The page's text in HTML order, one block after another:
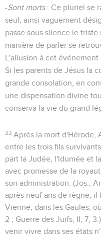
-Sont morts: Ce pluriel se
seul, ainsi vaguement
passe sous silence le
manière de parler se
L'allusion à cet événement
Si les parents de Jésus la
grande consolation, en
une dispensation divine
conserva la vie du grand
22 Après la mort d'Hérode,
entre les trois fils
part la Judée, l'ldumée et
avec promesse de la
son administration. (Jos.,
après neuf ans de règne,
Vienne, dans les Gaules,
2 ; Guerre des Juifs, II, 7,
venir vivre dans ses états